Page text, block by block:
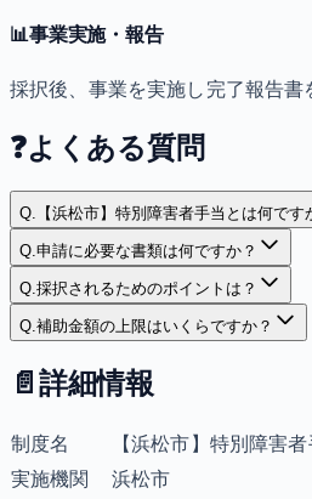
📊事業実施・報告
採択後、事業を実施し完了報告書
❓よくある質問
Q. 【浜松市】特別障害者手当とは何です
Q.申請に必要な書類は何ですか？
Q.採択されるためのポイントは？
Q.補助金額の上限はいくらですか？
📄 詳細情報
制度名
【浜松市】特別障害者
実施機関
浜松市